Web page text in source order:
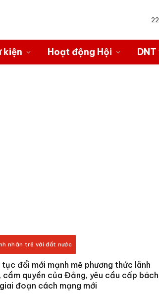
kiện Hoạt động Hội
nhân trẻ với đất nước
tục đổi mới mạnh mẽ phương thức lãnh
cầm quyền của Đảng, yêu cầu cấp bách
đoạn cách mạng mới